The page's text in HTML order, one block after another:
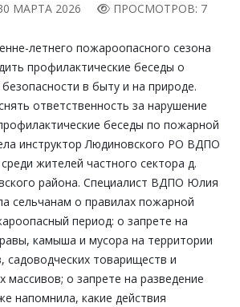
МАРТА 2026 ПРОСМОТРОВ: 7
летнего пожароопасного сезона
профилактические беседы о
в быту и на природе.
ответственность за нарушение
беседы по пожарной
инструктор Людиновского РО ВДПО
жителей частного сектора д.
района. Специалист ВДПО Юлия
сельчанам о правилах пожарной
период: о запрете на
камыша и мусора на территории
садоводческих товариществ и
массивов; о запрете на разведение
напомнила, какие действия